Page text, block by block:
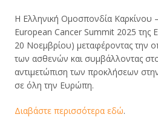
Η Ελληνική Ομοσπονδία Καρκίνου
European Cancer Summit 2025 της
20 Νοεμβρίου) μεταφέροντας την
των ασθενών και συμβάλλοντας
αντιμετώπιση των προκλήσεων
σε όλη την Ευρώπη.
Διαβάστε περισσότερα εδώ.